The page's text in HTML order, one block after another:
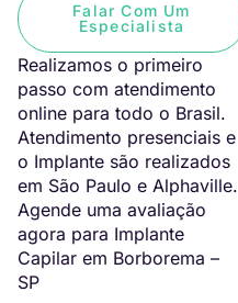
Falar Com Um
Especialista
Realizamos o primeiro
passo com atendimento
online para todo o Brasil.
Atendimento presenciais e
o Implante são realizados
em São Paulo e Alphaville.
Agende uma avaliação
agora para Implante
Capilar em Borborema –
SP